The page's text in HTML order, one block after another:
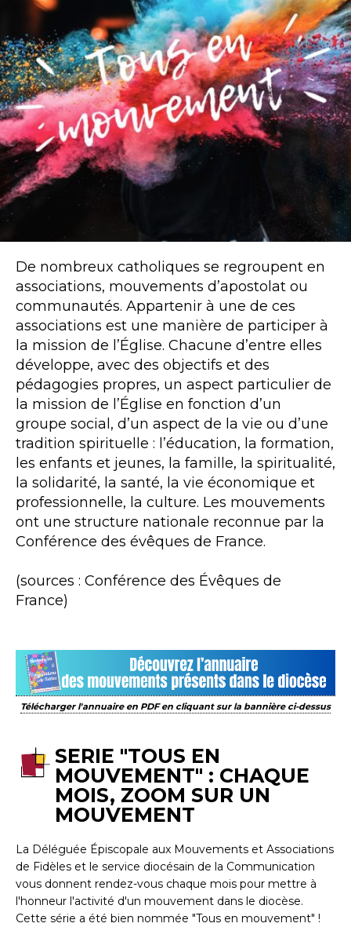
De nombreux catholiques se regroupent en
associations, mouvements d’apostolat ou
communautés. Appartenir à une de ces
associations est une manière de participer à
la mission de l’Église. Chacune d’entre elles
développe, avec des objectifs et des
pédagogies propres, un aspect particulier de
la mission de l’Église en fonction d’un
groupe social, d’un aspect de la vie ou d’une
tradition spirituelle : l’éducation, la formation,
les enfants et jeunes, la famille, la spiritualité,
la solidarité, la santé, la vie économique et
professionnelle, la culture. Les mouvements
ont une structure nationale reconnue par la
Conférence des évêques de France.
(sources : Conférence des Évêques de
France)
Télécharger l'annuaire en PDF en cliquant sur la bannière ci-dessus
SERIE "TOUS EN
MOUVEMENT" : CHAQUE
MOIS, ZOOM SUR UN
MOUVEMENT
La Déléguée Épiscopale aux Mouvements et Associations
de Fidèles et le service diocésain de la Communication
vous donnent rendez-vous chaque mois pour mettre à
l'honneur l'activité d'un mouvement dans le diocèse.
Cette série a été bien nommée "Tous en mouvement" !